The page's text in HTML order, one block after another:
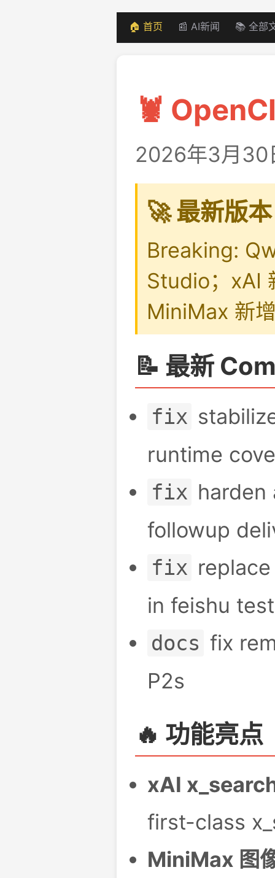
🏠 首页 📰 AI新闻 📚 全部
🦞
2026年3月30
🚀 最新版
Breaking:
Studio；xAI
MiniMax 新
📝 最新
fix
runtime
fix harden
followup
fix
in feishu
docs fix
P2s
🔥 功能亮点
xAI
first-class
MiniMax 图